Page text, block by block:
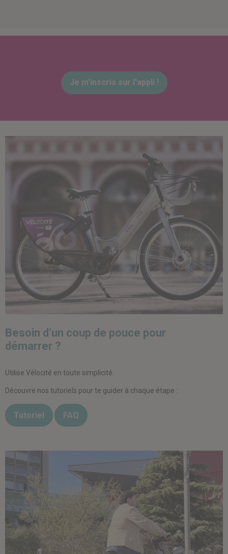
Je m'inscris sur l'appli !
Besoin d’un coup de pouce pour
démarrer ?
Utilise Vélocité en toute simplicité.
Découvre nos tutoriels pour te guider à chaque étape :
Tutoriel FAQ